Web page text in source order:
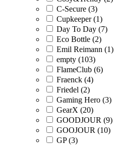
C-Secure (3)
Cupkeeper (1)
Day To Day (7)
Eco Bottle (2)
Emil Reimann (1)
empty (103)
FlameClub (6)
Fraenck (4)
Friedel (2)
Gaming Hero (3)
GearX (20)
GOODJOUR (9)
GOOJOUR (10)
GP (3)